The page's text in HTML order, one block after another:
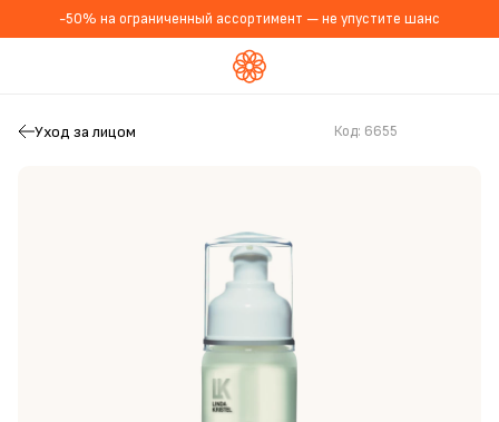
-50% на ограниченный ассортимент — не упустите шанс
Уход за лицом Код: 6655